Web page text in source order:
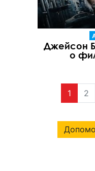
Джейсон
о
1 2